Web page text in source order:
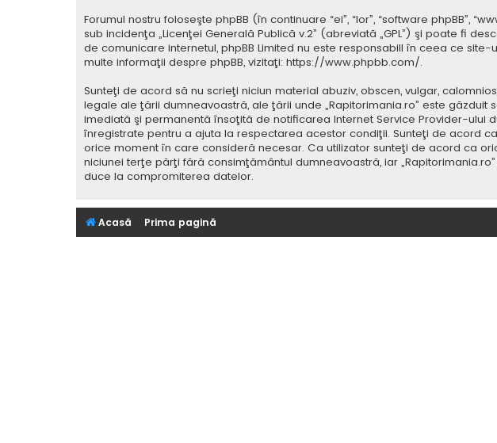
Forumul nostru foloseşte phpBB (în continuare “ei”, “lor”, “software phpBB”,
sub incidenţa „Licenţei Generală Publică v.2” (abreviată „GPL”) şi poate fi
de comunicare internetul, phpBB Limited nu este responsabill în ceea ce
multe informaţii despre phpBB, vizitaţi: https://www.phpbb.com/.
Sunteţi de acord să nu scrieţi niciun material abuziv, obscen, vulgar,
legale ale ţării dumneavoastră, ale ţării unde „Rapitorimania.ro” este
imediată şi permanentă însoţită de notificarea Internet Service Provider-ului
înregistrate pentru a ajuta la respectarea acestor condiţii. Sunteţi de acord
orice moment în care consideră necesar. Ca utilizator sunteţi de acord ca
niciunei terţe părţi fără consimţământul dumneavoastră, iar
duce la compromiterea datelor.
Acasă Prima pagină